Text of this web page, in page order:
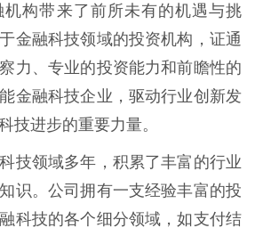
构带来了前所未有的机遇与挑
金融科技领域的投资机构，证通
力、专业的投资能力和前瞻性的
金融科技企业，驱动行业创新发
技进步的重要力量。
技领域多年，积累了丰富的行业
识。公司拥有一支经验丰富的投
科技的各个细分领域，如支付结